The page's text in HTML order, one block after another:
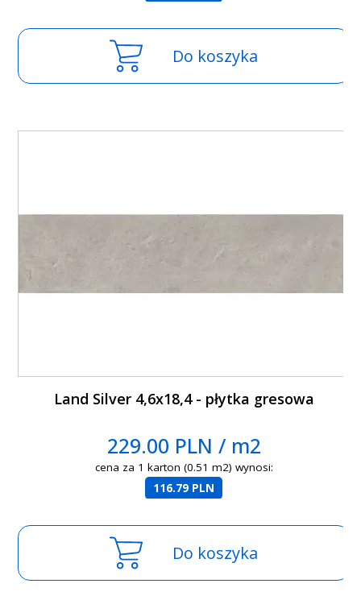
Do koszyka
Land Silver 4,6x18,4 - płytka gresowa
229.00 PLN / m2
cena za 1 karton (0.51 m2) wynosi:
116.79 PLN
Do koszyka